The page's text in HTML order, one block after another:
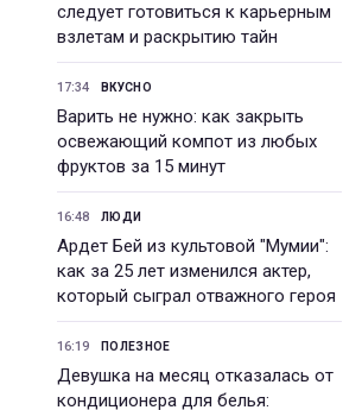
следует готовиться к карьерным
взлетам и раскрытию тайн
17:34 ВКУСНО
Варить не нужно: как закрыть
освежающий компот из любых
фруктов за 15 минут
16:48 ЛЮДИ
Ардет Бей из культовой "Мумии":
как за 25 лет изменился актер,
который сыграл отважного героя
16:19 ПОЛЕЗНОЕ
Девушка на месяц отказалась от
кондиционера для белья: